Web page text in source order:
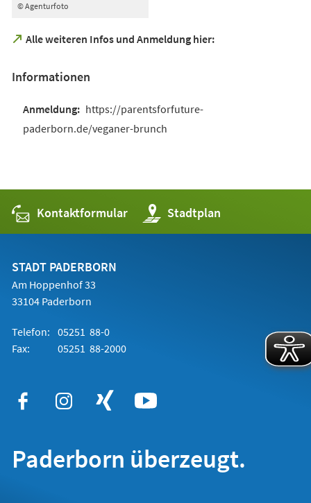
© Agenturfoto
Alle weiteren Infos und Anmeldung hier:
(Öffnet
neuen
Informationen
https://parentsforfuture-
paderborn.de/veganer-brunch
Kontaktformular Stadtplan
(Öffnet
in
einem
STADT PADERBORN
Am Hoppenhof 33
33104 Paderborn
Telefon: 05251 88-0
Fax:
05251 88-2000
Paderborn überzeugt.